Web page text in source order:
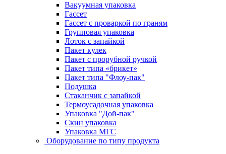
Вакуумная упаковка
Гассет
Гассет с проваркой по граням
Групповая упаковка
Лоток с запайкой
Пакет кулек
Пакет с прорубной ручкой
Пакет типа «брикет»
Пакет типа "Флоу-пак"
Подушка
Стаканчик с запайкой
Термоусадочная упаковка
Упаковка "Дой-пак"
Скин упаковка
Упаковка МГС
Оборудование по типу продукта